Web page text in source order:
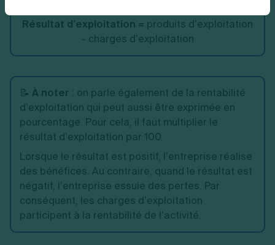
Résultat d’exploitation = produits d’exploitation
- charges d’exploitation
📝 À noter : on parle également de la rentabilité
d’exploitation qui peut aussi être exprimée en
pourcentage. Pour cela, il faut multiplier le
résultat d’exploitation par 100.
Lorsque le résultat est positif, l’entreprise réalise
des bénéfices. Au contraire, quand le résultat est
négatif, l’entreprise essuie des pertes. Par
conséquent, les charges d’exploitation
participent à la rentabilité de l’activité.